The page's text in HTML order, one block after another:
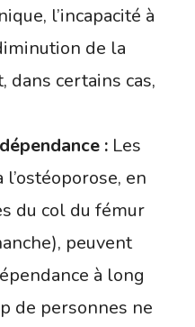
l’incapacité à
de la
dans certains cas,
: Les
en
du col du fémur
peuvent
à long
de personnes ne